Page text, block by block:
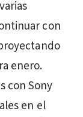
con
enero.
con Sony
en el